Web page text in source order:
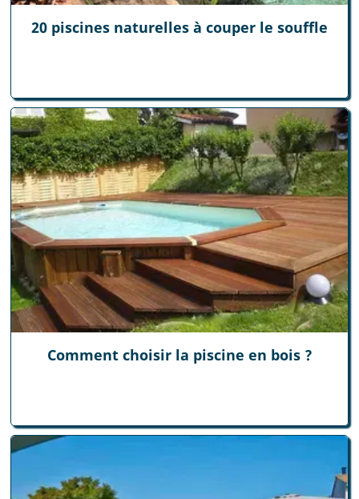
20 piscines naturelles à couper le souffle
Comment choisir la piscine en bois ?